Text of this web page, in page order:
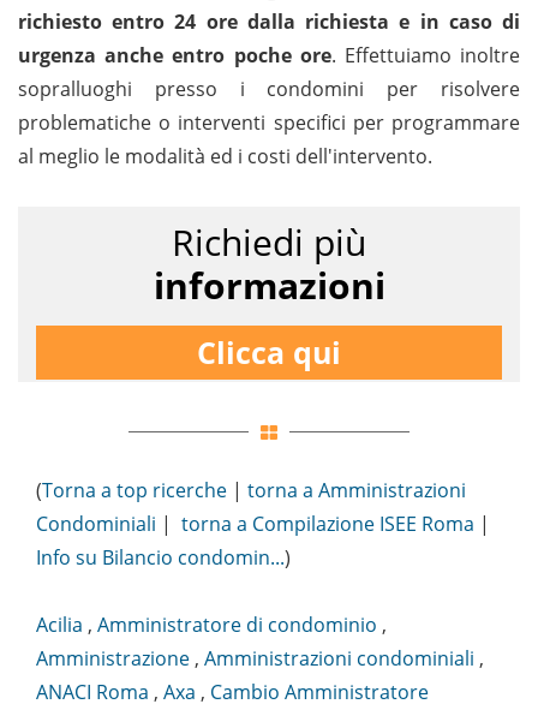
richiesto entro 24 ore dalla richiesta e in caso di
urgenza anche entro poche ore. Effettuiamo inoltre
sopralluoghi presso i condomini per risolvere
problematiche o interventi specifici per programmare
al meglio le modalità ed i costi dell'intervento.
Richiedi più
informazioni
Clicca qui
(Torna a top ricerche | torna a Amministrazioni
Condominiali | torna a Compilazione ISEE Roma |
Info su Bilancio condomin...)
Acilia , Amministratore di condominio ,
Amministrazione , Amministrazioni condominiali ,
ANACI Roma , Axa , Cambio Amministratore